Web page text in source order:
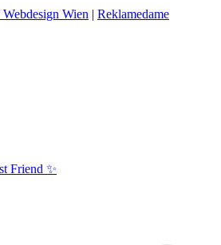
Webdesign Wien | Reklamedame
Friend ✨
Kundenbewertungen und Erfahrungen zu